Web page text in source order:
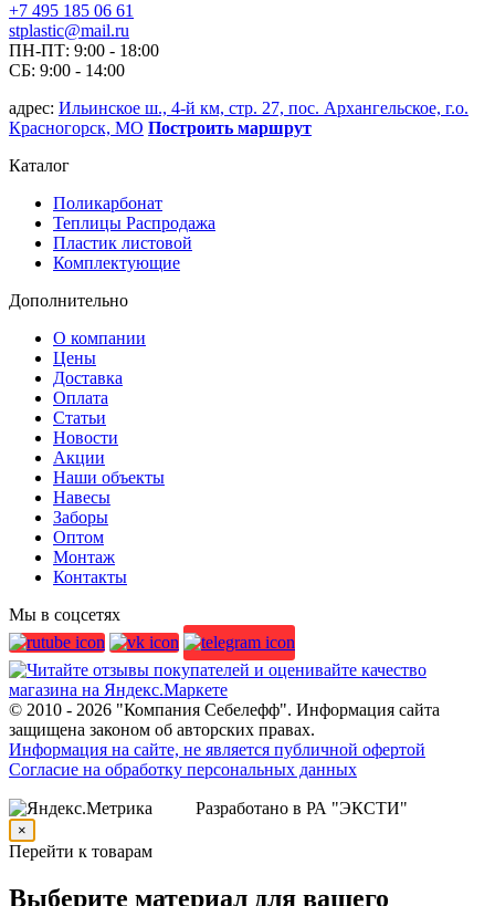
+7 495 185 06 61
stplastic@mail.ru
ПН-ПТ: 9:00 - 18:00
СБ: 9:00 - 14:00
адрес: Ильинское ш., 4-й км, стр. 27, пос. Архангельское, г.о.
Красногорск, МО Построить маршрут
Каталог
Поликарбонат
Теплицы Распродажа
Пластик листовой
Комплектующие
Дополнительно
О компании
Цены
Доставка
Оплата
Статьи
Новости
Акции
Наши объекты
Навесы
Заборы
Оптом
Монтаж
Контакты
Мы в соцсетях
© 2010 - 2026 "Компания Себелефф". Информация сайта
защищена законом об авторских правах.
Информация на сайте, не является публичной офертой
Согласие на обработку персональных данных
Разработано в РА "ЭКСТИ"
×
Перейти к товарам
Выберите материал для вашего